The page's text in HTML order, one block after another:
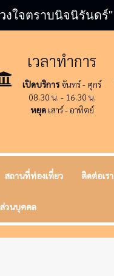
งใจตราบนิจนิรันดร์
เวลาทำการ
เปิดบริการจันทร์ - ศุกร์
08.30 น. - 16.30 น.
หยุดเสาร์ - อาทิตย์
สถานที่ท่องเที่ยว ติดต่อเรา
วนบุคคล